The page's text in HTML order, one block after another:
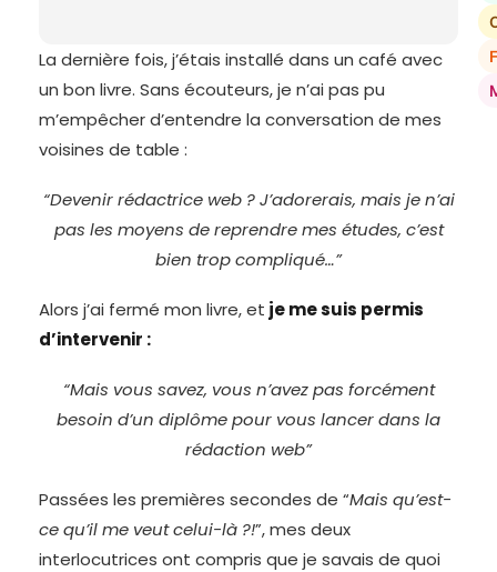
La dernière fois, j’étais installé dans un café avec
un bon livre. Sans écouteurs, je n’ai pas pu
m’empêcher d’entendre la conversation de mes
voisines de table :
“Devenir rédactrice web ? J’adorerais, mais je n’ai
pas les moyens de reprendre mes études, c’est
bien trop compliqué…”
Alors j’ai fermé mon livre, et je me suis permis
d’intervenir :
“Mais vous savez, vous n’avez pas forcément
besoin d’un diplôme pour vous lancer dans la
rédaction web”
Passées les premières secondes de “Mais qu’est-
ce qu’il me veut celui-là ?!”, mes deux
interlocutrices ont compris que je savais de quoi